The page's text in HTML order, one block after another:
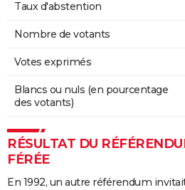
Taux d'abstention
Nombre de votants
Votes exprimés
Blancs ou nuls (en pourcentage
des votants)
RÉSULTAT DU
FÉRÉE
En 1992, un autre référendum